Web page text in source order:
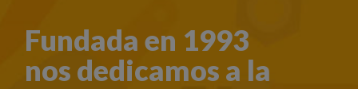
Fundada en 1993
nos dedicamos a la